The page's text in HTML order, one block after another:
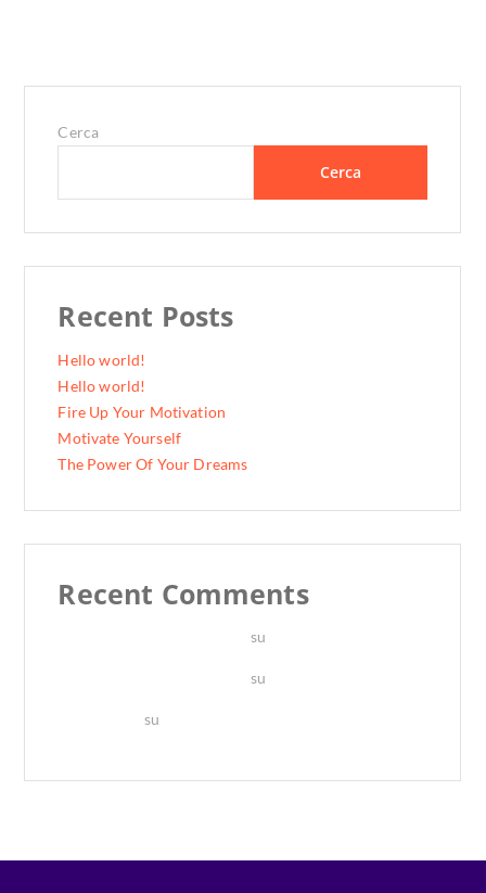
Cerca
Cerca
Recent Posts
Hello world!
Hello world!
Fire Up Your Motivation
Motivate Yourself
The Power Of Your Dreams
Recent Comments
su
su
su